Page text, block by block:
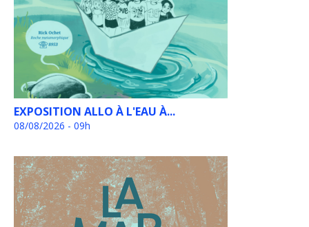
EXPOSITION ALLO À L'EAU À...
08/08/2026 - 09h